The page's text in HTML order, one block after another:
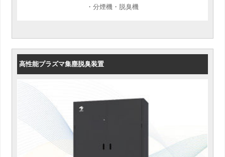
・分煙機・脱臭機
高性能プラズマ集塵脱臭装置